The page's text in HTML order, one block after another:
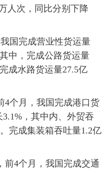
人次，同比分别下降
国完成营业性货运量
中，完成公路货运量
成水路货运量27.5亿
月，我国完成港口货
，其中内、外贸吞
完成集装箱吞吐量1.2亿
4个月，我国完成交通